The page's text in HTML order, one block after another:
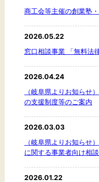
商工会等主催の創業塾
2026.05.22
窓口相談事業 「無料法
2026.04.24
（岐阜県よりお知らせ
の支援制度等のご案内
2026.03.03
（岐阜県よりお知らせ
に関する事業者向け相
2026.01.22